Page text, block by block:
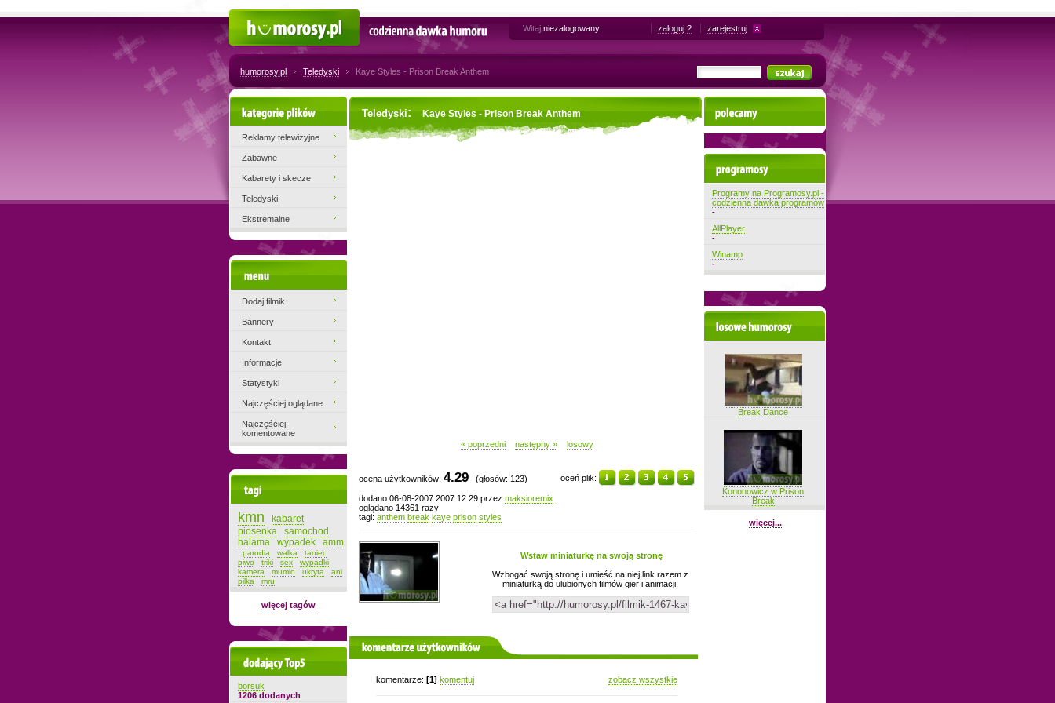
Codzienna dawka humoru
Witaj niezalogowany zaloguj ? zarejestruj
humorosy.pl Teledyski Kaye Styles - Prison Break Anthem
Teledyski: Kaye Styles - Prison Break Anthem
« poprzedni następny » losowy
ocena użytkowników: 4.29 (głosów: 123) oceń plik:
dodano 06-08-2007 2007 12:29 przez maksioremix
oglądano 14361 razy
tagi: anthem break kaye prison styles
Wstaw miniaturkę na swoją stronę
Wzbogać swoją stronę i umieść na niej link razem z
miniaturką do ulubionych filmów gier i animacji.
komentarze użytkowników
komentarze: [1] komentuj zobacz wszystkie
Kategorie plików
Reklamy telewizyjne
Zabawne
Kabarety i skecze
Teledyski
Ekstremalne
Dodaj filmik
Bannery
Kontakt
Informacje
Statystyki
Najczęściej oglądane
Najczęściej
komentowane
kmn
kabaret
piosenka
samochod
halama
wypadek amm
parodia walka
taniec
piwo
triki sex
wypadki
kamera
mumio ukryta
ani
pilka
mru
więcej tagów
Dodający top-5
borsuk
1206 dodanych
Polecamy
Najnowsze programy
Programy na Programosy.pl -
codzienna dawka programów
-
AllPlayer
-
Winamp
-
Losowe filmiki
Break Dance
Kononowicz w Prison
Break
więcej...